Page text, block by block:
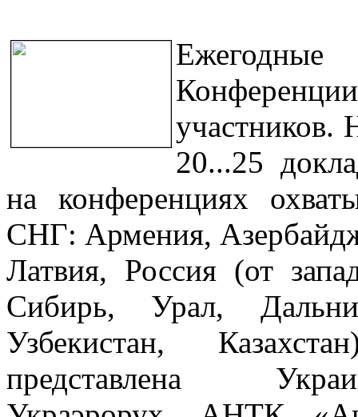
Ежегодные
участников.
20...25
на конференциях
СНГ: Армения,
Латвия, Россия (от
Сибирь, Урал,
Узбекистан,
представлена